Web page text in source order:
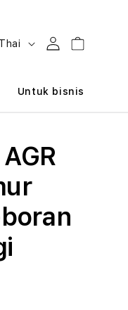
BThai MasukKeranjang
Untuk bisnis